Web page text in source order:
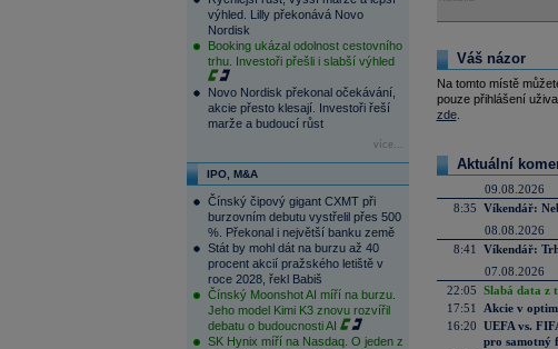
výhled. Lilly překonává Novo
Nordisk
Booking ukázal odolnost cestovního
trhu. Investoři přešli i slabší výhled
Novo Nordisk překonal očekávání,
akcie přesto klesají. Investoři řeší
marže a budoucí růst
více...
IPO, M&A
Čínský čipový gigant CXMT při
burzovním debutu vystřelil přes 500
%. Překonal i největší banku země
Stát by mohl dát na burzu až 40
procent akcií pražského letiště v
roce 2028, řekl Babiš
Čínský Moonshot AI míří na burzu.
Jeho model Kimi K3 znovu rozvířil
debatu o budoucnosti AI
SK Hynix míří na Nasdaq. O jeden z
Váš názor
Na tomto místě
pouze přihlášení
zde.
Aktuální
09.08.2026
8:35 Víkendář:
08.08.2026
8:41
Víkendář:
07.08.2026
22:05 Slabá data z
17:51
Akcie v
16:20 UEFA vs.
pro samotný